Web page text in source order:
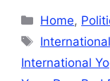
Categories
Home,
Tags
International